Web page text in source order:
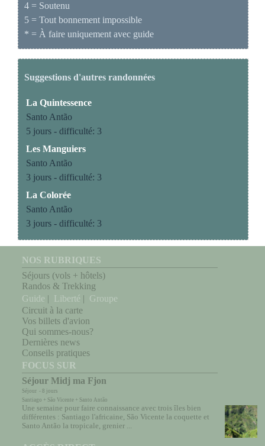
4 = Soutenu
5 = Tout bonnement impossible
* = À faire uniquement avec guide
Suggestions d'autres randonnées
La Quintessence
Santo Antão
5 jours - difficulté: 3
Les Manguiers
Santo Antão
3 jours - difficulté: 3
La Colorée
Santo Antão
3 jours - difficulté: 3
NOS RUBRIQUES
Séjours (vols + hôtels)
Randos & Trekking
Guide | Liberté | Groupe
Circuit à la carte
Vos billets d'avion
Qui sommes-nous?
Dernières news
Conseils pratiques
FOCUS SUR
Séjour Midj ma Fjon
Séjour - 8 jours
Santiago + São Vicente + Santo Antão
Une semaine pour faire connaissance avec trois îles bien
différentes : Santiago l'africaine, São Vicente la coquette et
Santo Antão la tropicale, grenier ...